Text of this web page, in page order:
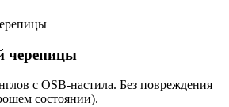
черепицы
с OSB-настила. Без повреждения
состоянии).